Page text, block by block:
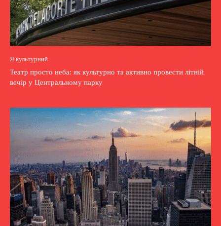
Я культурний
Театр просто неба: як культурно та активно провести літній
вечір у Центральному парку